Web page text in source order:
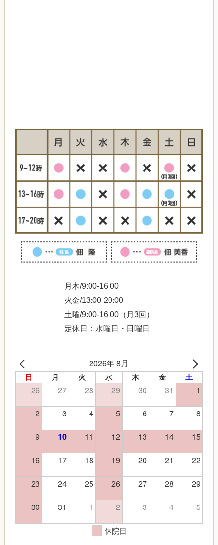
月木/9:00-16:00
火金/13:00-20:00
土曜/9:00-16:00（月3回）
定休日：水曜日・日曜日
2026年 8月
日 月 火 水 木 金 土
26 27 28 29 30 31
1
2
3 4 5 6 7
8
9
10 11 12 13 14
15
16
17 18 19 20 21
22
23
24 25 26 27 28
29
30
31 1 2 3 4 5
休院日